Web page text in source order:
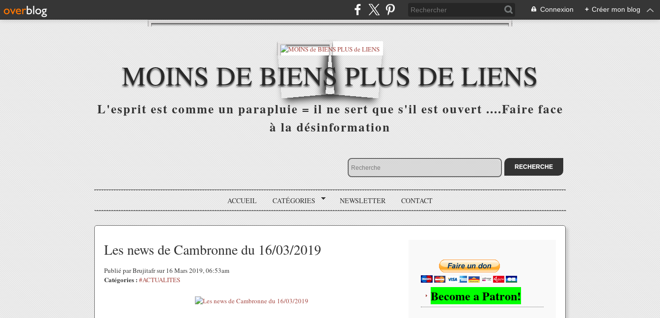
Connexion + Créer mon blog
MOINS DE BIENS PLUS DE LIENS
L'esprit est comme un parapluie = il ne sert que s'il est ouvert ....Faire face
à la désinformation
ACCUEIL CATÉGORIES NEWSLETTER CONTACT
Les news de Cambronne du 16/03/2019
Publié par Brujitafr sur 16 Mars 2019, 06:53am
Catégories : #ACTUALITES
Become a Patron!